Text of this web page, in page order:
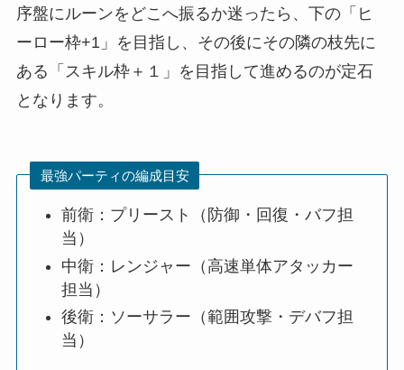
序盤にルーンをどこへ振るか迷ったら、下の「ヒ
ーロー枠+1」を目指し、その後にその隣の枝先に
ある「スキル枠＋１」を目指して進めるのが定石
となります。
最強パーティの編成目安
前衛：プリースト（防御・回復・バフ担
当）
中衛：レンジャー（高速単体アタッカー
担当）
後衛：ソーサラー（範囲攻撃・デバフ担
当）